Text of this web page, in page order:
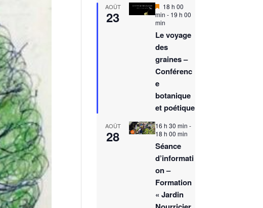
AOÛT
23
M
i
s
n
a
a
n
18 h 00
min - 19 h 00
min
Le voyage
des
graines –
Conférenc
e
botanique
et poétique
AOÛT
28
16 h 30 min -
18 h 00 min
Séance
d’informati
on –
Formation
« Jardin